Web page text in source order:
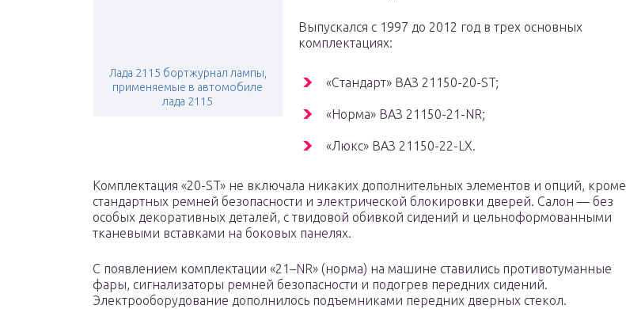
Лада 2115 бортжурнал лампы,
применяемые в автомобиле
лада 2115
Выпускался с 1997 до 2012 год в трех основных
комплектациях:
«Стандарт» ВАЗ 21150-20-ST;
«Норма» ВАЗ 21150-21-NR;
«Люкс» ВАЗ 21150-22-LX.
Комплектация «20-ST» не включала никаких дополнительных элементов и опций, кроме
стандартных ремней безопасности и электрической блокировки дверей. Салон — без
особых декоративных деталей, с твидовой обивкой сидений и цельноформованными
тканевыми вставками на боковых панелях.
С появлением комплектации «21–NR» (норма) на машине ставились противотуманные
фары, сигнализаторы ремней безопасности и подогрев передних сидений.
Электрооборудование дополнилось подъемниками передних дверных стекол.